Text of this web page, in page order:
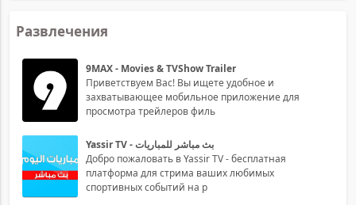
Развлечения
9MAX - Movies & TVShow Trailer
Приветствуем Вас! Вы ищете удобное и
захватывающее мобильное приложение для
просмотра трейлеров филь
Yassir TV - بث مباشر للمباريات
Добро пожаловать в Yassir TV - бесплатная
платформа для стрима ваших любимых
спортивных событий на р